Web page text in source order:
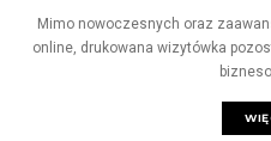
Mimo nowoczesnych oraz
online, drukowana wizytówka